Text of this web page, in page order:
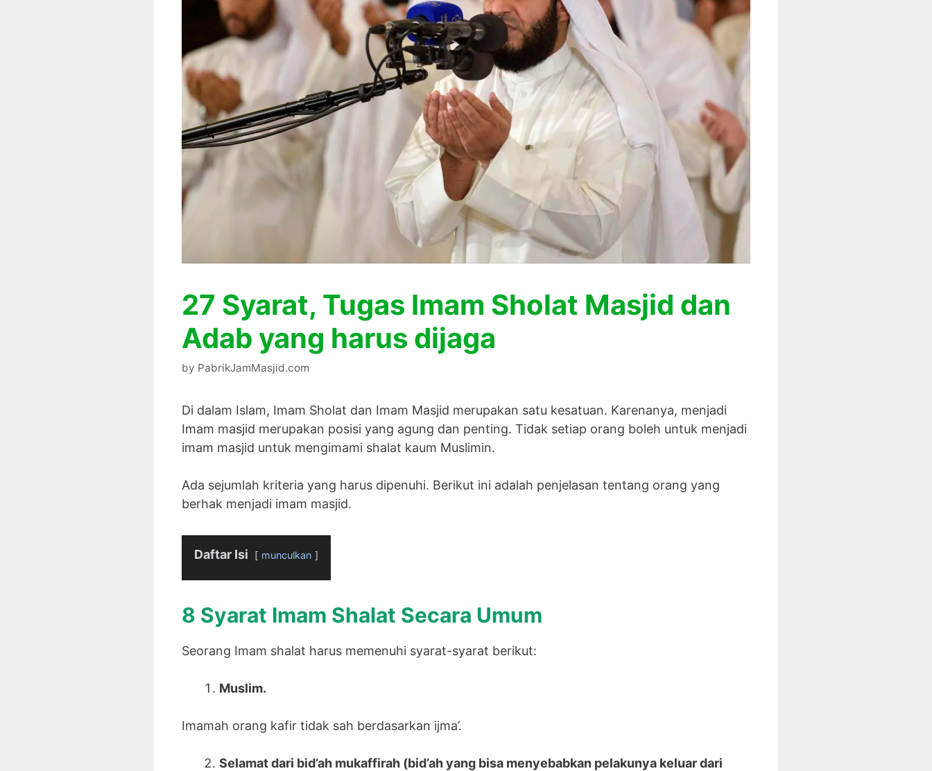
27 Syarat, Tugas Imam Sholat Masjid dan
Adab yang harus dijaga
by PabrikJamMasjid.com
Di dalam Islam, Imam Sholat dan Imam Masjid merupakan satu kesatuan. Karenanya, menjadi
Imam masjid merupakan posisi yang agung dan penting. Tidak setiap orang boleh untuk menjadi
imam masjid untuk mengimami shalat kaum Muslimin.
Ada sejumlah kriteria yang harus dipenuhi. Berikut ini adalah penjelasan tentang orang yang
berhak menjadi imam masjid.
Daftar Isi munculkan
8 Syarat Imam Shalat Secara Umum
Seorang Imam shalat harus memenuhi syarat-syarat berikut:
Muslim.
Imamah orang kafir tidak sah berdasarkan ijma’.
Selamat dari bid’ah mukaffirah (bid’ah yang bisa menyebabkan pelakunya keluar dari